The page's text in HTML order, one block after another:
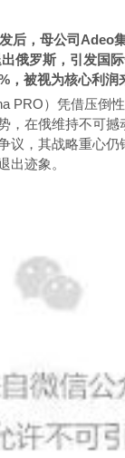
后，母公司 Adeo
俄罗斯，引发国
，被视为核心利润
PRO）凭借压倒
，在俄维持不可撼
议，其战略重心仍
出迹象。